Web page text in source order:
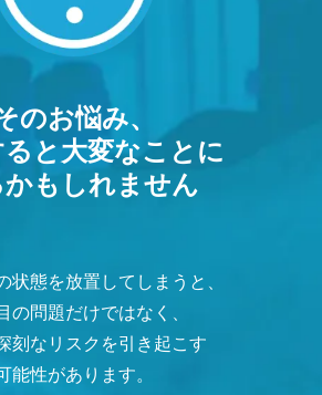
のお悩み、
と大変なことに
もしれません
状態を放置してしまうと、
の問題だけではなく、
刻なリスクを引き起こす
能性があります。